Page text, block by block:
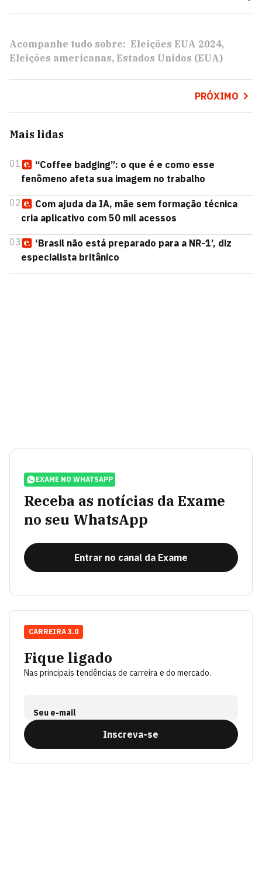
Acompanhe tudo sobre: Eleições EUA 2024
Eleições americanas Estados Unidos (EUA)
PRÓXIMO
Mais lidas
01
“Coffee badging”: o que é e como esse
fenômeno afeta sua imagem no trabalho
02
Com ajuda da IA, mãe sem formação técnica
cria aplicativo com 50 mil acessos
03
‘Brasil não está preparado para a NR-1’, diz
especialista britânico
EXAME NO WHATSAPP
Receba as notícias da Exame
no seu WhatsApp
Entrar no canal da Exame
Fique ligado
Nas principais tendências de carreira e do mercado.
Seu e-mail
Inscreva-se
CARREIRA 3.0